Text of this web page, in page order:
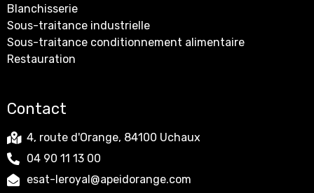
Blanchisserie
Sous-traitance industrielle
Sous-traitance conditionnement alimentaire
Restauration
Contact
4, route d'Orange, 84100 Uchaux
04 90 11 13 00
esat-leroyal@apeidorange.com